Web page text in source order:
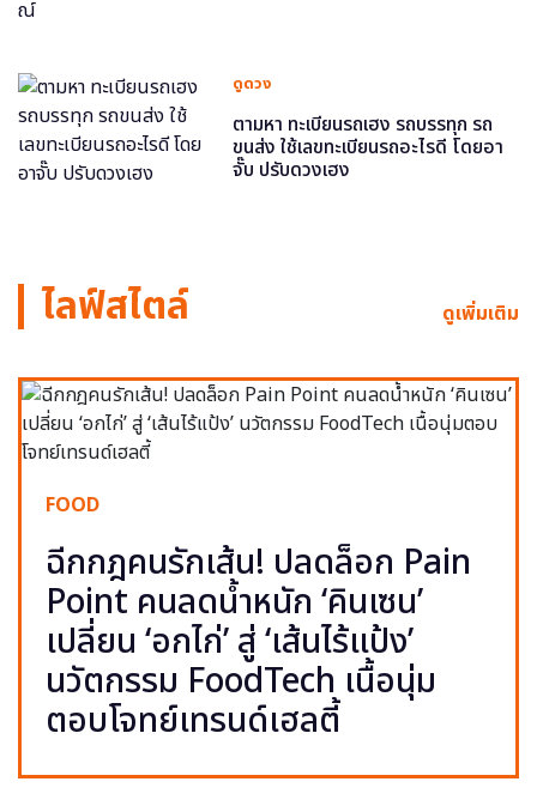
ดูดวง
ตามหา ทะเบียนรถเฮง รถบรรทุก รถ
ขนส่ง ใช้เลขทะเบียนรถอะไรดี โดยอา
จั๊บ ปรับดวงเฮง
ไลฟ์สไตล์ ดูเพิ่มเติม
FOOD
ฉีกกฎคนรักเส้น! ปลดล็อก Pain
Point คนลดน้ำหนัก ‘คินเซน’
เปลี่ยน ‘อกไก่’ สู่ ‘เส้นไร้แป้ง’
นวัตกรรม FoodTech เนื้อนุ่ม
ตอบโจทย์เทรนด์เฮลตี้